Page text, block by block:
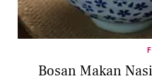
Bosan Makan